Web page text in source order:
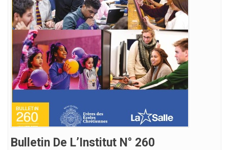
Bulletin De L’Institut N° 260